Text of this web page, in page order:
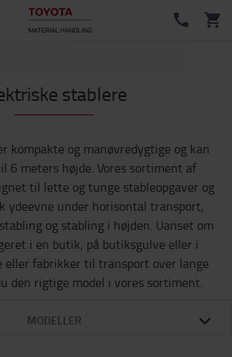
stablere
kompakte og manøvredygtige og kan
6 meters højde. Vores sortiment af
til lette og tunge stableopgaver og
ydeevne under horisontal transport,
og stabling i højden. Uanset om
i en butik, på butiksgulve eller i
fabrikker til transport over lange
den rigtige model i vores sortiment.
MODELLER